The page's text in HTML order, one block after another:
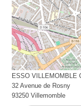
ESSO VILLEMOMBLE
32 Avenue de Rosny
93250 Villemomble